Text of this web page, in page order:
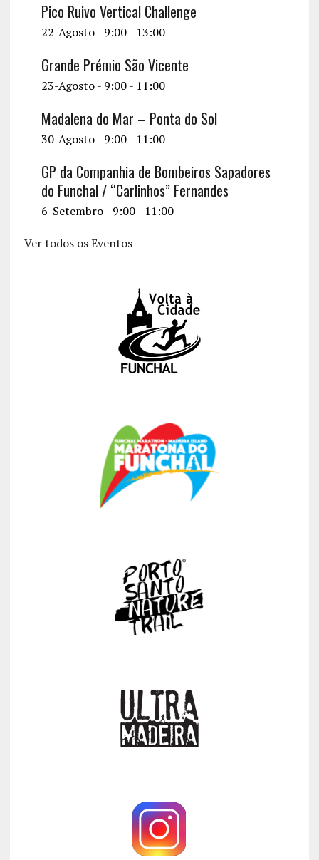
Pico Ruivo Vertical Challenge
22-Agosto - 9:00- 13:00
Grande Prémio São Vicente
23-Agosto - 9:00- 11:00
Madalena do Mar – Ponta do Sol
30-Agosto - 9:00- 11:00
GP da Companhia de Bombeiros Sapadores
do Funchal / “Carlinhos” Fernandes
6-Setembro - 9:00- 11:00
Ver todos os Eventos